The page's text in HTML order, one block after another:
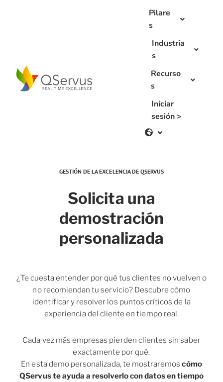
Pilare
s
Industria
s
Recurso
s
Iniciar
sesión >
GESTIÓN DE LA EXCELENCIA DE QSERVUS
Solicita una
demostración
personalizada
¿Te cuesta entender por qué tus clientes no vuelven o
no recomiendan tu servicio? Descubre cómo
identificar y resolver los puntos críticos de la
experiencia del cliente en tiempo real.
Cada vez más empresas pierden clientes sin saber
exactamente por qué.
En esta demo personalizada, te mostraremoscómo
QServus te ayuda a resolverlo con datos en tiempo